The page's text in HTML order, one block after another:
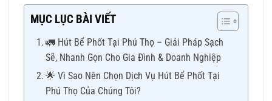
MỤC LỤC BÀI VIẾT
🚛 Hút Bể Phốt Tại Phú Thọ – Giải Pháp Sạch
Sẽ, Nhanh Gọn Cho Gia Đình & Doanh Nghiệp
🌟 Vì Sao Nên Chọn Dịch Vụ Hút Bể Phốt Tại
Phú Thọ Của Chúng Tôi?